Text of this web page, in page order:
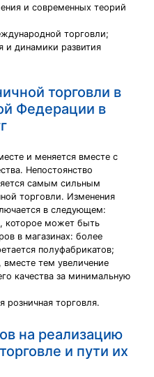
и современных теорий
торговли;
и динамики развития
торговли в
Федерации в
и меняется вместе с
Непостоянство
самым сильным
торговли. Изменения
в следующем:
которое может быть
в магазинах: более
полуфабрикатов;
вместе тем увеличение
качества за минимальную
розничная торговля.
на реализацию
и пути их